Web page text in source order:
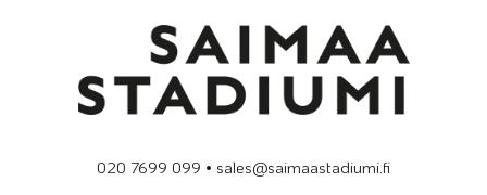
020 7699 099 • sales@saimaastadiumi.fi